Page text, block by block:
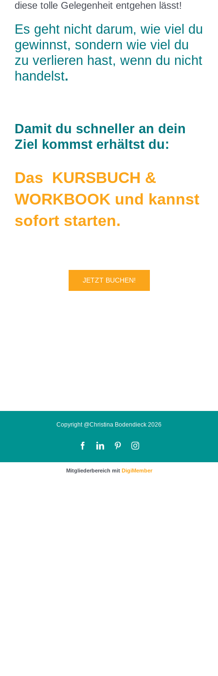
diese tolle Gelegenheit entgehen lässt!
Es geht nicht darum, wie viel du
gewinnst, sondern wie viel du
zu verlieren hast, wenn du nicht
handelst.
Damit du schneller an dein
Ziel kommst erhältst du:
Das KURSBUCH &
WORKBOOK und kannst
sofort starten.
JETZT BUCHEN!
Copyright @Christina Bodendieck 2026
FacebookLinkedInPinterestInstagram
Mitgliederbereich mit DigiMember